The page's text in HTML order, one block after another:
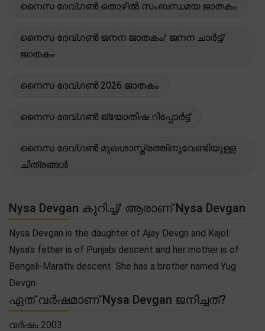
നൈസ ദേവ്ഗൺ തൊഴിൽ സംബന്ധമയ ജാതകം
നൈസ ദേവ്ഗൺ ജനന ജാതകം/ ജനന ചാർട്ട്/
ജാതകം
നൈസ ദേവ്ഗൺ 2026 ജാതകം
നൈസ ദേവ്ഗൺ ജ്യോതിഷ റിപ്പോർട്ട്
നൈസ ദേവ്ഗൺ മുഖശാസ്ത്രത്തിനുവേണ്ടിയുള്ള
ചിത്രങ്ങൾ
Nysa Devgan കുറിച്ച്/ ആരാണ് Nysa Devgan
Nysa Devgan is the daughter of Ajay Devgn and Kajol.
Nysa's father is of Punjabi descent and her mother is of
Bengali-Marathi descent. She has a brother named Yug
Devgn.
ഏത് വർഷമാണ് Nysa Devgan ജനിച്ചത്?
വർഷം 2003